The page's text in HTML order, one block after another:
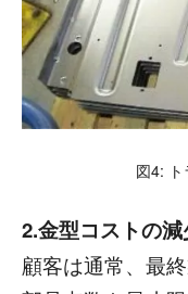
図4:
2.金型コストの減
顧客は通常、最